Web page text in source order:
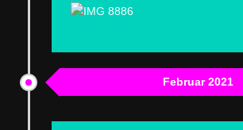
Februar 2021